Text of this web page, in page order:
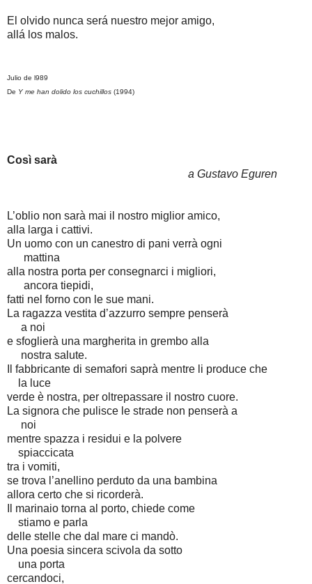
El olvido nunca será nuestro mejor amigo,
allá los malos.
Julio de l989
De Y me han dolido los cuchillos (1994)
Così sarà
a Gustavo Eguren
L’oblio non sarà mai il nostro miglior amico,
alla larga i cattivi.
Un uomo con un canestro di pani verrà ogni
mattina
alla nostra porta per consegnarci i migliori,
ancora tiepidi,
fatti nel forno con le sue mani.
La ragazza vestita d’azzurro sempre penserà
a noi
e sfoglierà una margherita in grembo alla
nostra salute.
Il fabbricante di semafori saprà mentre li produce che
la luce
verde è nostra, per oltrepassare il nostro cuore.
La signora che pulisce le strade non penserà a
noi
mentre spazza i residui e la polvere
spiaccicata
tra i vomiti,
se trova l’anellino perduto da una bambina
allora certo che si ricorderà.
Il marinaio torna al porto, chiede come
stiamo e parla
delle stelle che dal mare ci mandò.
Una poesia sincera scivola da sotto
una porta
cercandoci,